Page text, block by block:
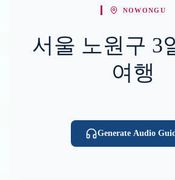
NOWONGU
서울 노원구 3
여행
Generate Audio